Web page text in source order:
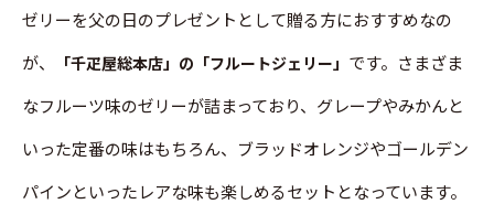
ゼリーを父の日のプレゼントとして贈る方におすすめなの
が、
「千疋屋総本店」の「フルートジェリー」 です。さまざま
なフルーツ味のゼリーが詰まっており、グレープやみかんと
いった定番の味はもちろん、ブラッドオレンジやゴールデン
パインといったレアな味も楽しめるセットとなっています。